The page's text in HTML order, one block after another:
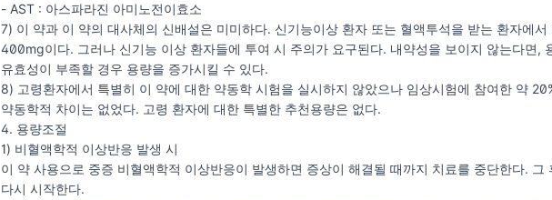
- AST : 아스파라진 아미노전이효소
7) 이 약과 이 약의 대사체의 신배설은 미미하다. 신기능이상 환자 또는 혈액투석을 받는 환자에
400mg이다. 그러나 신기능 이상 환자들에 투여 시 주의가 요구된다. 내약성을 보이지 않는다면,
유효성이 부족할 경우 용량을 증가시킬 수 있다.
8) 고령환자에서 특별히 이 약에 대한 약동학 시험을 실시하지 않았으나 임상시험에 참여한 약
약동학적 차이는 없었다. 고령 환자에 대한 특별한 추천용량은 없다.
4. 용량조절
1) 비혈액학적 이상반응 발생 시
이 약 사용으로 중증 비혈액학적 이상반응이 발생하면 증상이 해결될 때까지 치료를 중단한다.
다시 시작한다.